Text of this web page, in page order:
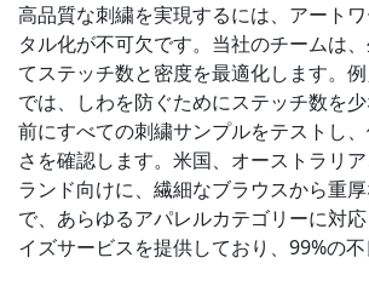
高品質な刺繍を実現するには、アート
タル化が不可欠です。当社のチームは
てステッチ数と密度を最適化します。
では、しわを防ぐためにステッチ数を
前にすべての刺繍サンプルをテストし
さを確認します。米国、オーストラリ
ランド向けに、繊細なブラウスから重
で、あらゆるアパレルカテゴリーに対
イズサービスを提供しており、99%の不